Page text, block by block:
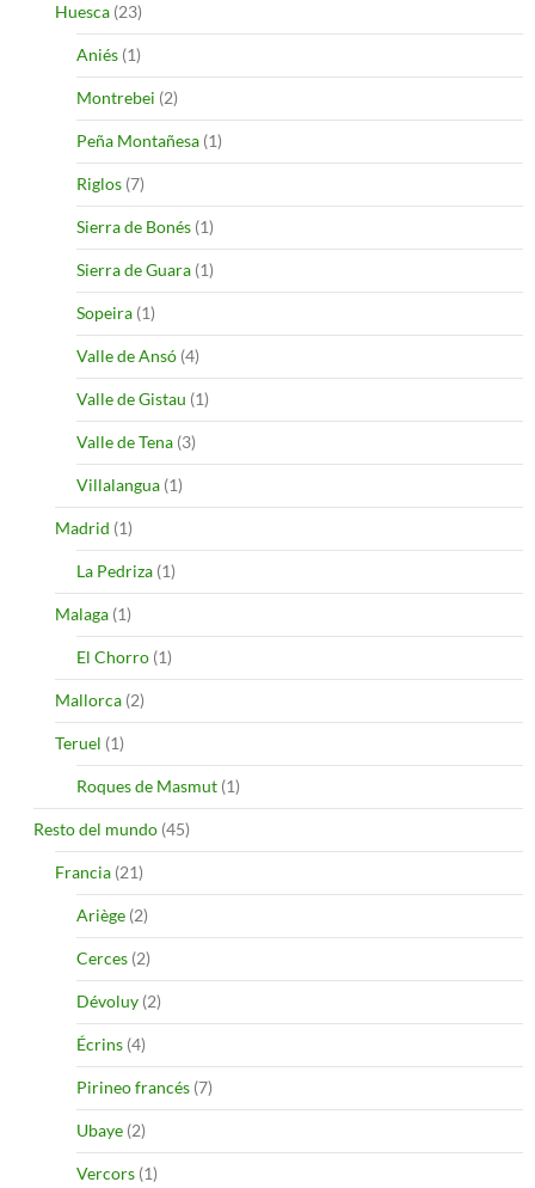
Huesca (23)
Aniés (1)
Montrebei (2)
Peña Montañesa (1)
Riglos (7)
Sierra de Bonés (1)
Sierra de Guara (1)
Sopeira (1)
Valle de Ansó (4)
Valle de Gistau (1)
Valle de Tena (3)
Villalangua (1)
Madrid (1)
La Pedriza (1)
Malaga (1)
El Chorro (1)
Mallorca (2)
Teruel (1)
Roques de Masmut (1)
Resto del mundo (45)
Francia (21)
Ariège (2)
Cerces (2)
Dévoluy (2)
Écrins (4)
Pirineo francés (7)
Ubaye (2)
Vercors (1)